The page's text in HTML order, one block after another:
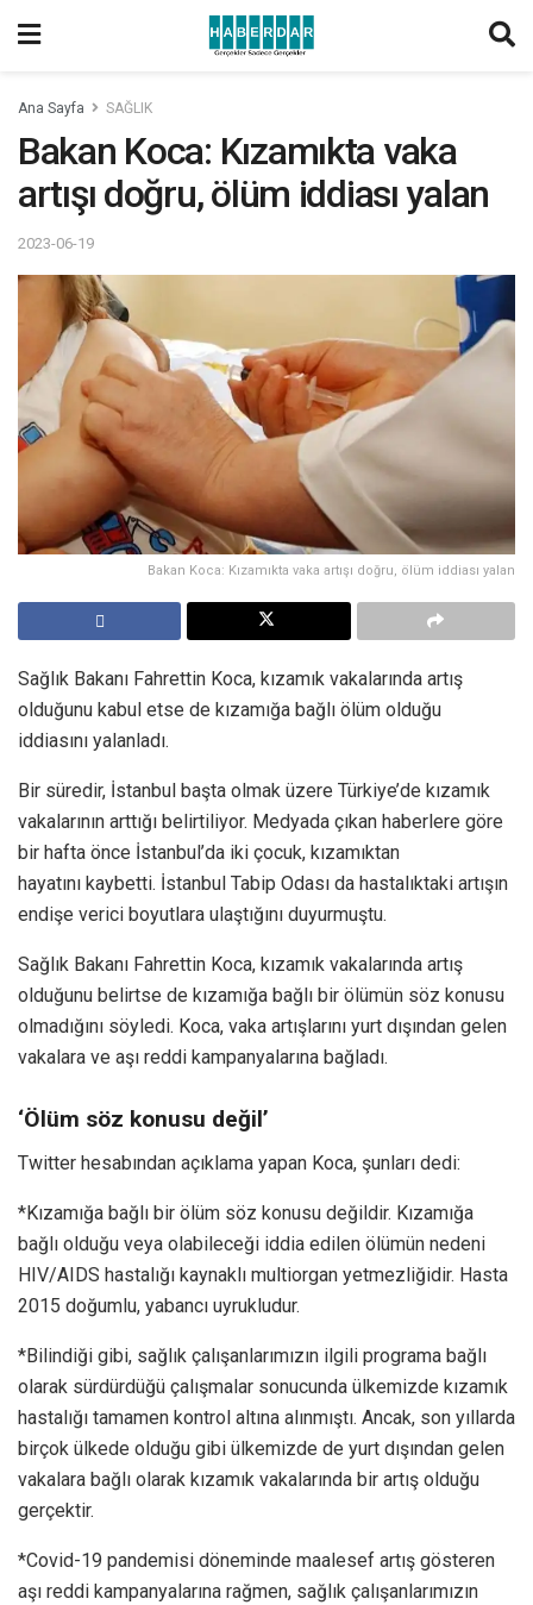
Ana Sayfa SAĞLIK
Bakan Koca: Kızamıkta vaka
artışı doğru, ölüm iddiası yalan
2023-06-19
Bakan Koca: Kızamıkta vaka artışı doğru, ölüm iddiası yalan
Sağlık Bakanı Fahrettin Koca, kızamık vakalarında artış
olduğunu kabul etse de kızamığa bağlı ölüm olduğu
iddiasını yalanladı.
Bir süredir, İstanbul başta olmak üzere Türkiye’de kızamık
vakalarının arttığı belirtiliyor. Medyada çıkan haberlere göre
bir hafta önce İstanbul’da iki çocuk, kızamıktan
hayatını kaybetti. İstanbul Tabip Odası da hastalıktaki artışın
endişe verici boyutlara ulaştığını duyurmuştu.
Sağlık Bakanı Fahrettin Koca, kızamık vakalarında artış
olduğunu belirtse de kızamığa bağlı bir ölümün söz konusu
olmadığını söyledi. Koca, vaka artışlarını yurt dışından gelen
vakalara ve aşı reddi kampanyalarına bağladı.
‘Ölüm söz konusu değil’
Twitter hesabından açıklama yapan Koca, şunları dedi:
*Kızamığa bağlı bir ölüm söz konusu değildir. Kızamığa
bağlı olduğu veya olabileceği iddia edilen ölümün nedeni
HIV/AIDS hastalığı kaynaklı multiorgan yetmezliğidir. Hasta
2015 doğumlu, yabancı uyrukludur.
*Bilindiği gibi, sağlık çalışanlarımızın ilgili programa bağlı
olarak sürdürdüğü çalışmalar sonucunda ülkemizde kızamık
hastalığı tamamen kontrol altına alınmıştı. Ancak, son yıllarda
birçok ülkede olduğu gibi ülkemizde de yurt dışından gelen
vakalara bağlı olarak kızamık vakalarında bir artış olduğu
gerçektir.
*Covid-19 pandemisi döneminde maalesef artış gösteren
aşı reddi kampanyalarına rağmen, sağlık çalışanlarımızın